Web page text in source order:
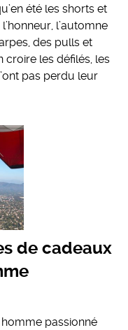
été les shorts et
l’automne
des pulls et
croire les défilés, les
pas perdu leur
de cadeaux
passionné